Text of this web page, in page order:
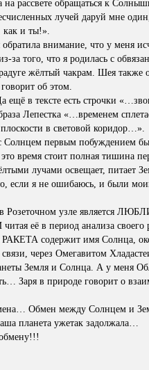
рассвете обращаться к
лучей даруй мне
как и ты!».
внимание, что у меня
за того, что я родилась с
жёлтый чакрам. Шея также
об этом.
ещё в тексте есть строчки
Лепестка «…временем
в световой коридор…».
Солнцем первым побуждением
это время стоит полная тишина
лучами освещает, питает
если я не ошибаюсь, и были
Розеточном узле является
её в период анализа своего
содержит имя Солнца,
через Омегавитом
Земля и Солнца. А у меня
Заря в природе говорит о
Обмен между Солнцем и
планета ужетак задолжала…